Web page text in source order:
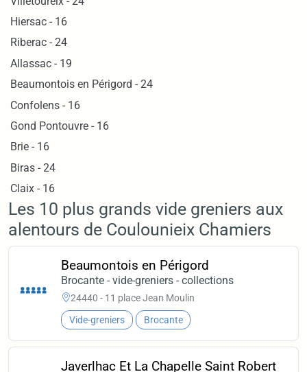
Hiersac - 16
Riberac - 24
Allassac - 19
Beaumontois en Périgord - 24
Confolens - 16
Gond Pontouvre - 16
Brie - 16
Biras - 24
Claix - 16
Les 10 plus grands vide greniers aux
alentours de Coulounieix Chamiers
Beaumontois en Périgord
Brocante - vide-greniers - collections
24440 - 11 place Jean Moulin
Vide-greniers Brocante
Javerlhac Et La Chapelle Saint Robert